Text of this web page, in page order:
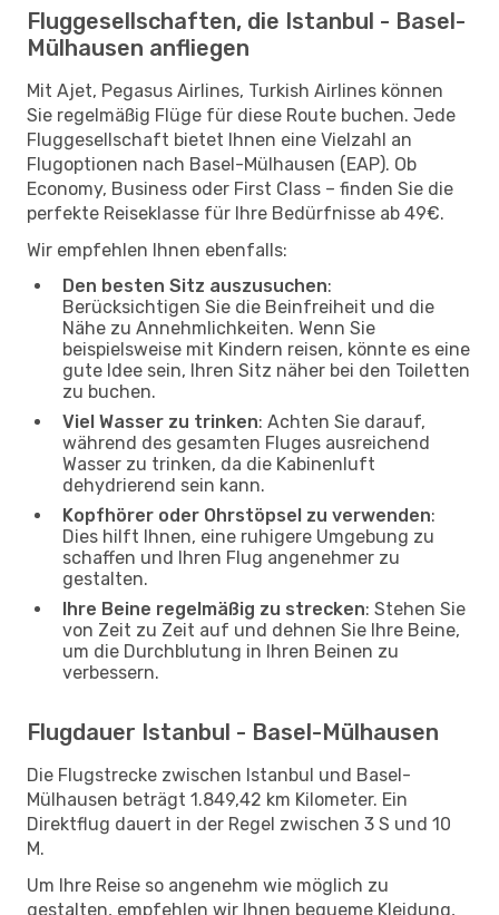
Fluggesellschaften, die Istanbul - Basel-
Mülhausen anfliegen
Mit Ajet, Pegasus Airlines, Turkish Airlines können
Sie regelmäßig Flüge für diese Route buchen. Jede
Fluggesellschaft bietet Ihnen eine Vielzahl an
Flugoptionen nach Basel-Mülhausen (EAP). Ob
Economy, Business oder First Class – finden Sie die
perfekte Reiseklasse für Ihre Bedürfnisse ab 49€.
Wir empfehlen Ihnen ebenfalls:
Den besten Sitz auszusuchen:
Berücksichtigen Sie die Beinfreiheit und die
Nähe zu Annehmlichkeiten. Wenn Sie
beispielsweise mit Kindern reisen, könnte es eine
gute Idee sein, Ihren Sitz näher bei den Toiletten
zu buchen.
Viel Wasser zu trinken: Achten Sie darauf,
während des gesamten Fluges ausreichend
Wasser zu trinken, da die Kabinenluft
dehydrierend sein kann.
Kopfhörer oder Ohrstöpsel zu verwenden:
Dies hilft Ihnen, eine ruhigere Umgebung zu
schaffen und Ihren Flug angenehmer zu
gestalten.
Ihre Beine regelmäßig zu strecken: Stehen Sie
von Zeit zu Zeit auf und dehnen Sie Ihre Beine,
um die Durchblutung in Ihren Beinen zu
verbessern.
Flugdauer Istanbul - Basel-Mülhausen
Die Flugstrecke zwischen Istanbul und Basel-
Mülhausen beträgt 1.849,42 km Kilometer. Ein
Direktflug dauert in der Regel zwischen 3 S und 10
M.
Um Ihre Reise so angenehm wie möglich zu
gestalten, empfehlen wir Ihnen bequeme Kleidung,